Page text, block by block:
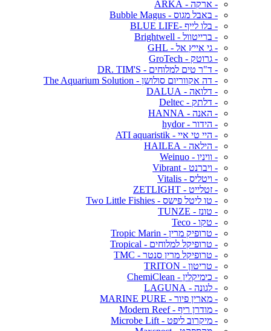
- ארקה - ARKA
- באבל מגוס - Bubble Magus
- בלו לייף -BLUE LIFE
- ברייטוול - Brightwell
- גי אייץ אל - GHL
- גרוטק - GroTech
- ד"ר טים למלוחים - DR. TIM'S
- דה אקווריום סולושן - The Aquarium Solution
- דלואה - DALUA
- דלתק - Deltec
- האנה - HANNA
- הידור - hydor
- היי טי איי - ATI aquaristik
- הילאה - HAILEA
- וויניו - Weinuo
- ויברנט - Vibrant
- ויטליס - Vitalis
- זטלייט - ZETLIGHT
- טו ליטל פישס - Two Little Fishies
- טונז - TUNZE
- טקו - Teco
- טרופיק מרין - Tropic Marin
- טרופיקל למלוחים - Tropical
- טרופיקל מרין סנטר - TMC
- טריטון - TRITON
- כימיקלין - ChemiClean
- לגונה - LAGUNA
- מארין פיור - MARINE PURE
- מודרן ריף - Modern Reef
- מיקרוב ליפט - Microbe Lift